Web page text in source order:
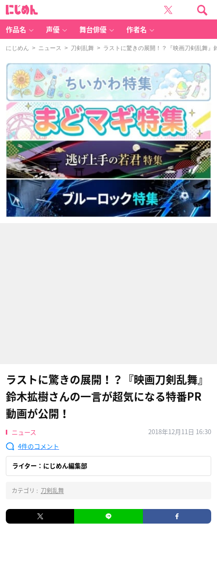
作品名 声優 舞台俳優 作者名
にじめん > ニュース > 刀剣乱舞 > ラストに驚きの展開！？『映画刀剣乱舞』
ラストに驚きの展開！？『映画刀剣乱舞』
鈴木拡樹さんの一言が超気になる特番PR
動画が公開！
ニュース
2018年12月11日 16:30
4
ライター：にじめん編集部
カテゴリ : 刀剣乱舞